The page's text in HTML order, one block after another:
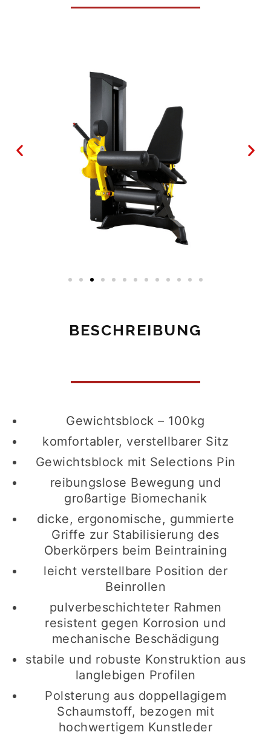
BESCHREIBUNG
Gewichtsblock – 100kg
komfortabler, verstellbarer Sitz
Gewichtsblock mit Selections Pin
reibungslose Bewegung und
großartige Biomechanik
dicke, ergonomische, gummierte
Griffe zur Stabilisierung des
Oberkörpers beim Beintraining
leicht verstellbare Position der
Beinrollen
pulverbeschichteter Rahmen
resistent gegen Korrosion und
mechanische Beschädigung
stabile und robuste Konstruktion aus
langlebigen Profilen
Polsterung aus doppellagigem
Schaumstoff, bezogen mit
hochwertigem Kunstleder